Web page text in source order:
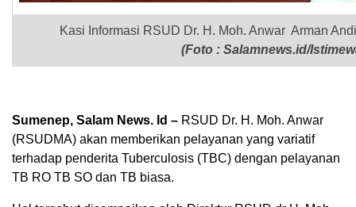
Kasi Informasi RSUD Dr. H. Moh. Anwar Arman
(Foto : Salamnews.id/
Sumenep, Salam News. Id – RSUD Dr. H. Moh. Anwar
(RSUDMA) akan memberikan pelayanan yang variatif
terhadap penderita Tuberculosis (TBC) dengan pelayanan
TB RO TB SO dan TB biasa.